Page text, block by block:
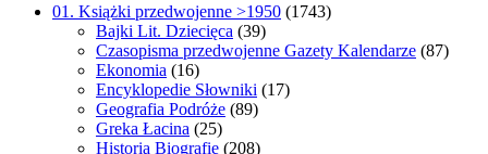
01. Książki przedwojenne >1950 (1743)
Bajki Lit. Dziecięca (39)
Czasopisma przedwojenne Gazety Kalendarze (87)
Ekonomia (16)
Encyklopedie Słowniki (17)
Geografia Podróże (89)
Greka Łacina (25)
Historia Biografie (208)